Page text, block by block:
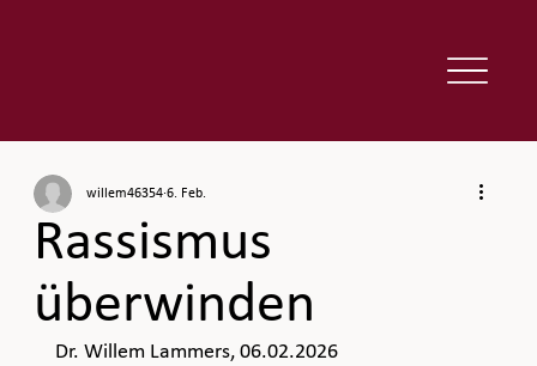
Rassismus
überwinden
willem46354 6. Feb.
Dr. Willem Lammers, 06.02.2026